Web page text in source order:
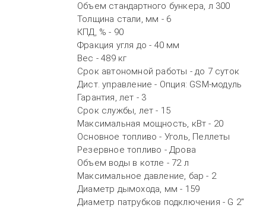
Объем стандартного бункера, л 300
Толщина стали, мм - 6
КПД, % - 90
Фракция угля до - 40 мм
Вес - 489 кг
Срок автономной работы - до 7 суток
Дист. управление - Опция: GSM-модуль
Гарантия, лет - 3
Срок службы, лет - 15
Максимальная мощность, кВт - 20
Основное топливо - Уголь, Пеллеты
Резервное топливо - Дрова
Объем воды в котле - 72 л
Максимальное давление, бар - 2
Диаметр дымохода, мм - 159
Диаметр патрубков подключения - G 2"